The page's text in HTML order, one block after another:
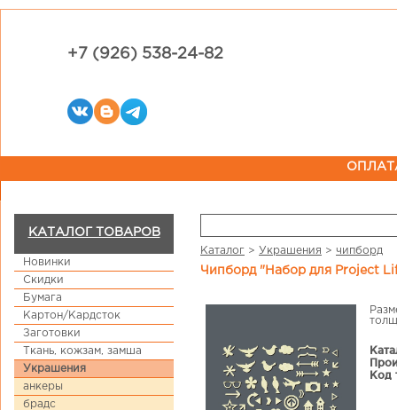
+7 (926) 538-24-82
КАТАЛОГ ТОВАРОВ
Новинки
Скидки
Бумага
Картон/Кардсток
Заготовки
Ткань, кожзам, замша
Украшения
анкеры
брадс
Каталог > Украшения > чипборд
Чипборд "Набор для Project
Код